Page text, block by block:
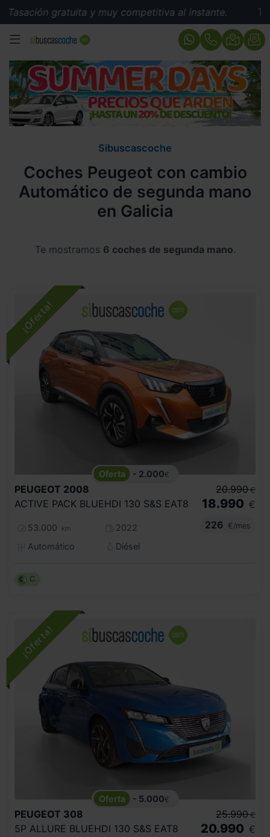
gratuita y muy competitiva al instante.
MENÚ
Sibuscascoche
Coches Peugeot con cambio
Automático de segunda mano
en Galicia
Te mostramos 6 coches de segunda mano.
- 2.000€
PEUGEOT 2008
ACTIVE PACK BLUEHDI 130 S&S EAT8
53.000 km
2022
Automático
Diésel
20.990 €
18.990 €
226
€/mes
C
- 5.000€
PEUGEOT 308
5P ALLURE BLUEHDI 130 S&S EAT8
25.990 €
20.990 €